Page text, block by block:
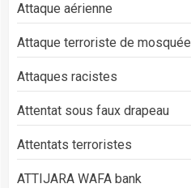
Attaque aérienne
Attaque terroriste de mosquée
Attaques racistes
Attentat sous faux drapeau
Attentats terroristes
ATTIJARA WAFA bank